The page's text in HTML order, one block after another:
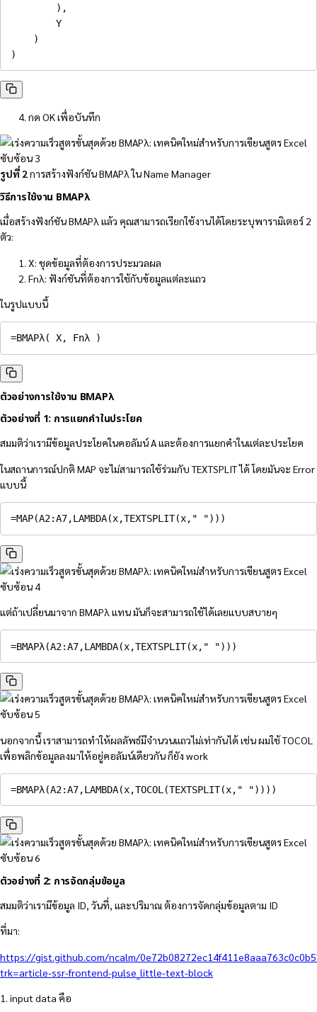
) ,
        Y
)
)
กด OK เพื่อบันทึก
รูปที่ 2การสร้างฟังก์ชัน BMAPλ ใน Name Manager
วิธีการใช้งาน BMAPλ
เมื่อสร้างฟังก์ชัน BMAPλ แล้ว คุณสามารถเรียกใช้งานได้โดยระบุพารามิเตอร์ 2
ตัว:
X: ชุดข้อมูลที่ต้องการประมวลผล
Fnλ: ฟังก์ชันที่ต้องการใช้กับข้อมูลแต่ละแถว
ในรูปแบบนี้
=BMAPλ( X, Fnλ )
ตัวอย่างการใช้งาน BMAPλ
ตัวอย่างที่ 1: การแยกคำในประโยค
สมมติว่าเรามีข้อมูลประโยคในคอลัมน์ A และต้องการแยกคำในแต่ละประโยค
ในสถานการณ์ปกติ MAP จะไม่สามารถใช้ร่วมกับ TEXTSPLIT ได้ โดยมันจะ Error
แบบนี้
=MAP(A2:A7,LAMBDA(x,TEXTSPLIT(x, " ") ) )
แต่ถ้าเปลี่ยนมาจาก BMAPλ แทน มันก็จะสามารถใช้ได้เลยแบบสบายๆ
=BMAPλ(A2:A7,LAMBDA(x,TEXTSPLIT(x, " ") ) )
นอกจากนี้ เราสามารถทำให้ผลลัพธ์มีจำนวนแถวไม่เท่ากันได้ เช่น ผมใช้ TOCOL
เพื่อพลิกข้อมูลลงมาให้อยู่คอลัมน์เดียวกัน ก็ยัง work
=BMAPλ(A2:A7,LAMBDA(x,TOCOL(TEXTSPLIT(x," "))))
ตัวอย่างที่ 2: การจัดกลุ่มข้อมูล
สมมติว่าเรามีข้อมูล ID, วันที่, และปริมาณ ต้องการจัดกลุ่มข้อมูลตาม ID
ที่มา:
https://gist.github.com/ncalm/
trk=article-ssr-frontend-pulse_little-text-block
1. input data คือ